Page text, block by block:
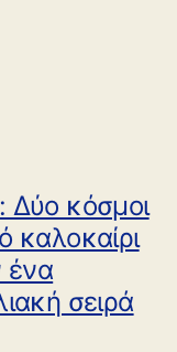
Δύο κόσμοι
καλοκαίρι
ένα
σειρά